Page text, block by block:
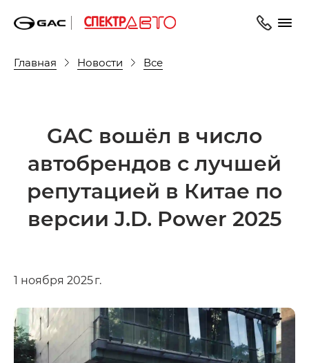
Главная Новости Все
GAC вошёл в число
автобрендов с лучшей
репутацией в Китае по
версии J.D. Power 2025
1 ноября 2025 г.